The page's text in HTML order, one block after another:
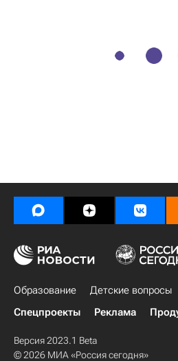
Образование Детские вопросы
Спецпроекты
Реклама
Версия 2023.1 Beta
© 2026 МИА «Россия сегодня»